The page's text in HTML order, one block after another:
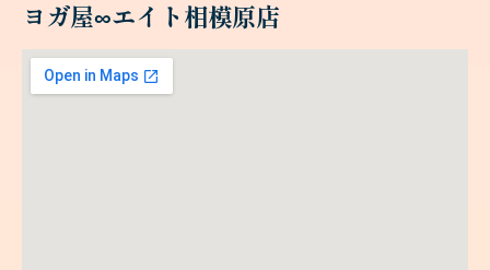
ヨガ屋∞エイト相模原店